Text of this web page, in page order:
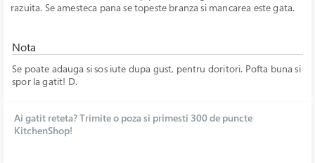
razuita. Se amesteca pana se topeste branza si mancarea este gata.
Nota
Se poate adauga si sos iute dupa gust, pentru doritori. Pofta buna si
spor la gatit! D.
Ai gatit reteta? Trimite o poza si primesti 300 de puncte
KitchenShop!